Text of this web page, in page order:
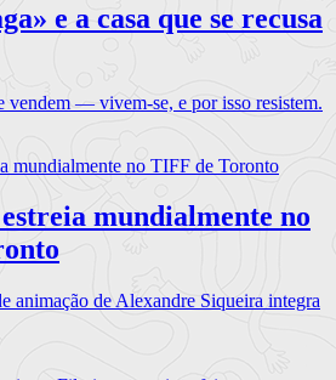
e a casa que se recusa
vendem — vivem-se, e por isso resistem.
mundialmente no
animação de Alexandre Siqueira integra